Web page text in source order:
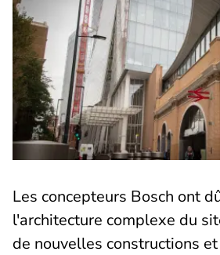
Les concepteurs Bosch ont
l'architecture complexe du
de nouvelles constructions